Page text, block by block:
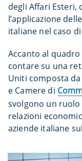
degli Affari Esteri,
l’applicazione
italiane nel caso
Accanto al
contare su una
Uniti composta da
e Camere di
svolgono un
relazioni
aziende italiane